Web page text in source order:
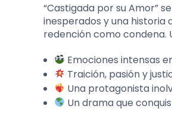
“Castigada por su Amor”
inesperados y una historia
redención como condena.
Emociones intensas
Traición, pasión y
Una protagonista
Un drama que